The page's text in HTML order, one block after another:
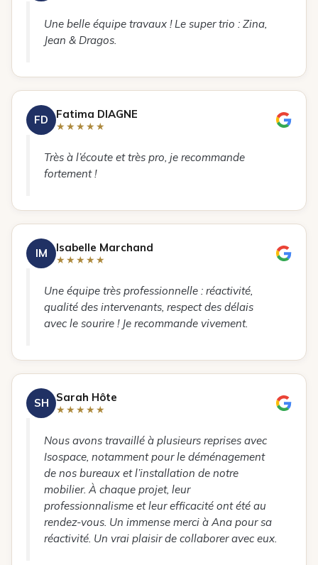
Une belle équipe travaux ! Le super trio : Zina,
Jean & Dragos.
FD Fatima DIAGNE
★★★★★
Très à l’écoute et très pro, je recommande
fortement !
IM Isabelle Marchand
★★★★★
Une équipe très professionnelle : réactivité,
qualité des intervenants, respect des délais
avec le sourire ! Je recommande vivement.
SH Sarah Hôte
★★★★★
Nous avons travaillé à plusieurs reprises avec
Isospace, notamment pour le déménagement
de nos bureaux et l’installation de notre
mobilier. À chaque projet, leur
professionnalisme et leur efficacité ont été au
rendez-vous. Un immense merci à Ana pour sa
réactivité. Un vrai plaisir de collaborer avec eux.